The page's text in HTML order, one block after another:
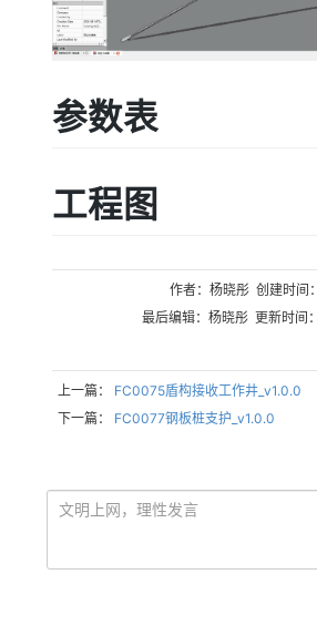
参数表
工程图
作者：杨晓彤 创建时
最后编辑：杨晓彤 更新时
上一篇： FC0075盾构接收工作井_v1.0.0
下一篇： FC0077钢板桩支护_v1.0.0